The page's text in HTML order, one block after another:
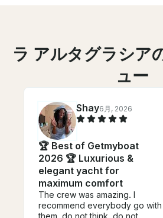
ラ アルタグラシア
ュー
Shay6月, 2026
🏆 Best of Getmyboat
2026 🏆 Luxurious &
elegant yacht for
maximum comfort
The crew was amazing. I
recommend everybody go with
them. do not think. do not